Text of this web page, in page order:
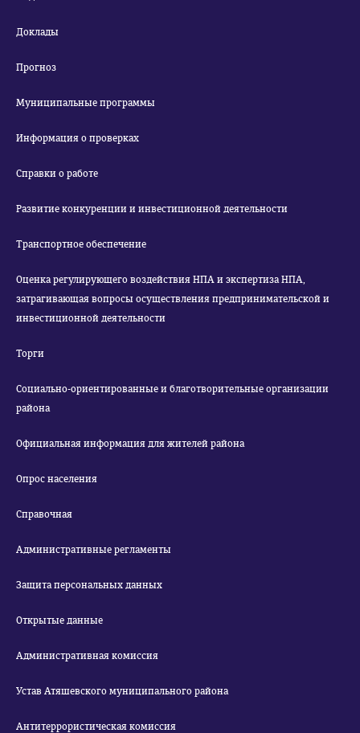
Доклады
Прогноз
Муниципальные программы
Информация о проверках
Справки о работе
Развитие конкуренции и инвестиционной деятельности
Транспортное обеспечение
Оценка регулирующего воздействия НПА и экспертиза НПА,
затрагивающая вопросы осуществления предпринимательской и
инвестиционной деятельности
Торги
Социально-ориентированные и благотворительные организации
района
Официальная информация для жителей района
Опрос населения
Справочная
Административные регламенты
Защита персональных данных
Открытые данные
Административная комиссия
Устав Атяшевского муниципального района
Антитеррористическая комиссия